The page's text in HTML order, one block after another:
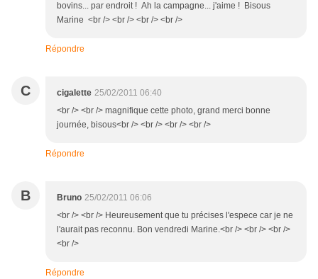
bovins... par endroit ! Ah la campagne... j'aime ! Bisous
Marine <br /> <br /> <br /> <br />
Répondre
C cigalette 25/02/2011 06:40
<br /> <br /> magnifique cette photo, grand merci bonne
journée, bisous<br /> <br /> <br /> <br />
Répondre
B Bruno 25/02/2011 06:06
<br /> <br /> Heureusement que tu précises l'espece car je ne
l'aurait pas reconnu. Bon vendredi Marine.<br /> <br /> <br />
<br />
Répondre